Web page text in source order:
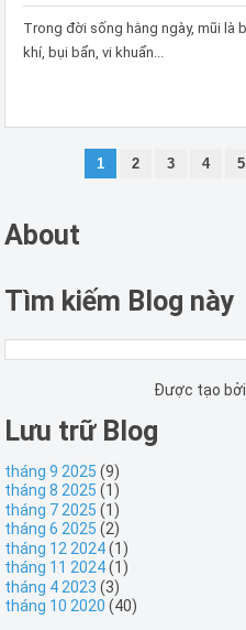
Trong đời sống hằng ngày, mũi là
khí, bụi bẩn, vi khuẩn...
1 2 3 4 5
About
Tìm kiếm Blog này
Được tạo bởi
Lưu trữ Blog
tháng 9 2025 (9)
tháng 8 2025 (1)
tháng 7 2025 (1)
tháng 6 2025 (2)
tháng 12 2024(1)
tháng 11 2024(1)
tháng 4 2023 (3)
tháng 10 2020 (40)